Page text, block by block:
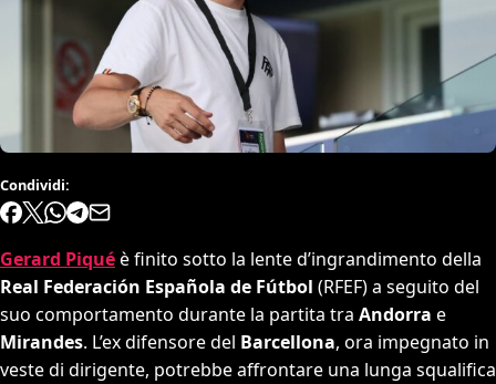
Condividi:
Gerard Piquéè finito sotto la lente d’ingrandimento della
Real Federación Española de Fútbol (RFEF) a seguito del
suo comportamento durante la partita tra Andorra e
Mirandes. L’ex difensore del Barcellona, ora impegnato in
veste di dirigente, potrebbe affrontare una lunga squalifica